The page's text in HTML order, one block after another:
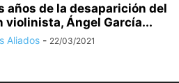
años de la desaparición del
violinista, Ángel García...
Aliados - 22/03/2021